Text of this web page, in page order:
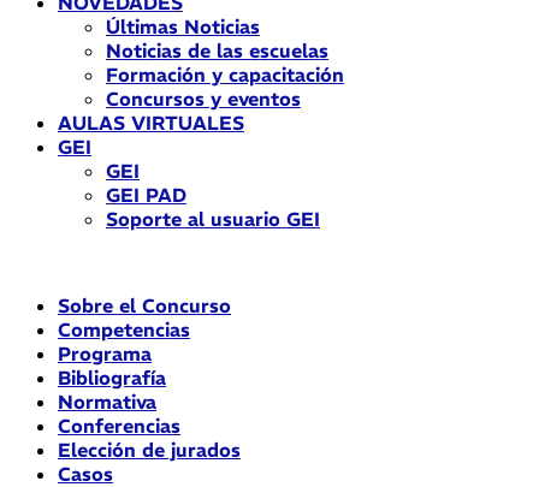
Últimas Noticias
Noticias de las escuelas
Formación y capacitación
Concursos y eventos
AULAS VIRTUALES
GEI
GEI
GEI PAD
Soporte al usuario GEI
Sobre el Concurso
Competencias
Programa
Bibliografía
Normativa
Conferencias
Elección de jurados
Casos